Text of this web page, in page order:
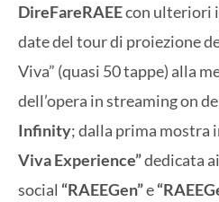
DireFareRAEEcon ulteriori
date del tour di proiezione
Viva” (quasi 50 tappe) alla
dell’opera in streaming on
Infinity; dalla prima mostra
Viva Experience”dedicata
social “RAEEGen”e